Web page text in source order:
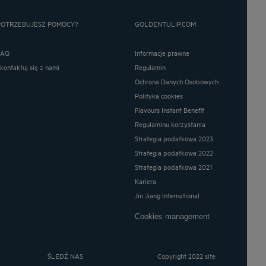
POMOCY?
FAQ
Skontaktuj się z nami
GOLDENTULIP.COM
Informacje prawne
Regulamin
Ochrona Danych Osobowych
Polityka cookies
Flavours Instant Benefit
Regulaminu korzystania
Strategia podatkowa 2023
Strategia podatkowa 2022
Strategia podatkowa 2021
Kariera
Jin Jiang International
Cookies management
ŚLEDŹ NAS Copyright 2022 site